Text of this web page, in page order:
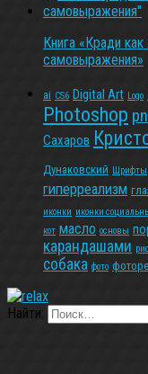
Книга «Кради
самовыражения»
ai CS6 Digital Art Logo
Photoshop
Сахаров
Дунаковский Шрифты
гиперреализм
иконки иконки
кот масло основы
карандашами
собака фото
Найти: